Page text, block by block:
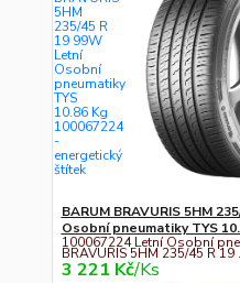
BARUM BRAVURIS 5HM
Osobní pneumatiky TYS
100067224 Letní Osobní
BRAVURIS 5HM 235/45 R 19
3 221 Kč/Ks